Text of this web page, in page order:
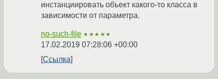
инстанциировать объект какого-то класса в
зависимости от параметра.
no-such-file ★★★★★
17.02.2019 07:28:06 +00:00
Ссылка